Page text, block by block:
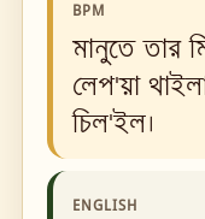
BPM
মানুতে তার
লেপ'য়া
চিল'ইল।
ENGLISH